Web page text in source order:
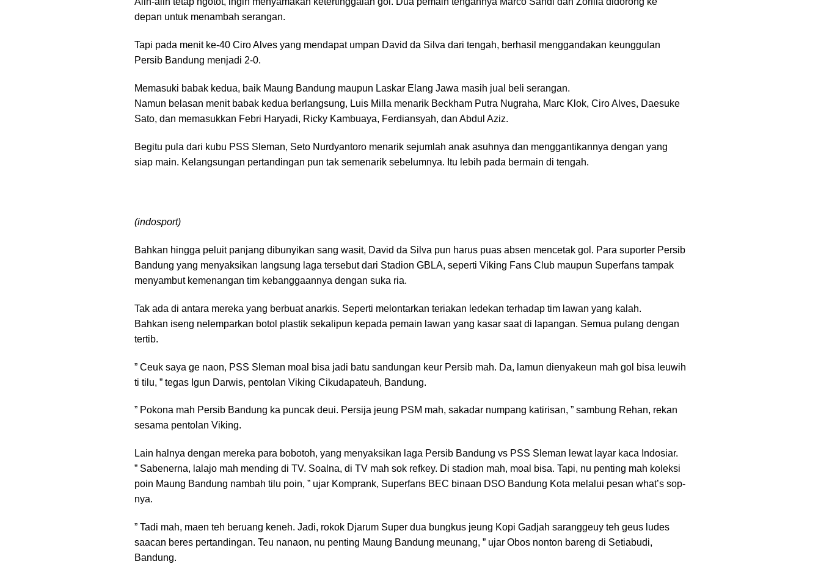
depan untuk menambah serangan.
Tapi pada menit ke-40 Ciro Alves yang mendapat umpan David da Silva dari tengah, berhasil menggandakan keunggulan
Persib Bandung menjadi 2-0.
Memasuki babak kedua, baik Maung Bandung maupun Laskar Elang Jawa masih jual beli serangan.
Namun belasan menit babak kedua berlangsung, Luis Milla menarik Beckham Putra Nugraha, Marc Klok, Ciro Alves, Daesuke
Sato, dan memasukkan Febri Haryadi, Ricky Kambuaya, Ferdiansyah, dan Abdul Aziz.
Begitu pula dari kubu PSS Sleman, Seto Nurdyantoro menarik sejumlah anak asuhnya dan menggantikannya dengan yang
siap main. Kelangsungan pertandingan pun tak semenarik sebelumnya. Itu lebih pada bermain di tengah.
(indosport)
Bahkan hingga peluit panjang dibunyikan sang wasit, David da Silva pun harus puas absen mencetak gol. Para suporter Persib
Bandung yang menyaksikan langsung laga tersebut dari Stadion GBLA, seperti Viking Fans Club maupun Superfans tampak
menyambut kemenangan tim kebanggaannya dengan suka ria.
Tak ada di antara mereka yang berbuat anarkis. Seperti melontarkan teriakan ledekan terhadap tim lawan yang kalah.
Bahkan iseng nelemparkan botol plastik sekalipun kepada pemain lawan yang kasar saat di lapangan. Semua pulang dengan
tertib.
” Ceuk saya ge naon, PSS Sleman moal bisa jadi batu sandungan keur Persib mah. Da, lamun dienyakeun mah gol bisa leuwih
ti tilu, ” tegas Igun Darwis, pentolan Viking Cikudapateuh, Bandung.
” Pokona mah Persib Bandung ka puncak deui. Persija jeung PSM mah, sakadar numpang katirisan, ” sambung Rehan, rekan
sesama pentolan Viking.
Lain halnya dengan mereka para bobotoh, yang menyaksikan laga Persib Bandung vs PSS Sleman lewat layar kaca Indosiar.
” Sabenerna, lalajo mah mending di TV. Soalna, di TV mah sok refkey. Di stadion mah, moal bisa. Tapi, nu penting mah koleksi
poin Maung Bandung nambah tilu poin, ” ujar Komprank, Superfans BEC binaan DSO Bandung Kota melalui pesan what’s sop-
nya.
” Tadi mah, maen teh beruang keneh. Jadi, rokok Djarum Super dua bungkus jeung Kopi Gadjah saranggeuy teh geus ludes
saacan beres pertandingan. Teu nanaon, nu penting Maung Bandung meunang, ” ujar Obos nonton bareng di Setiabudi,
Bandung.